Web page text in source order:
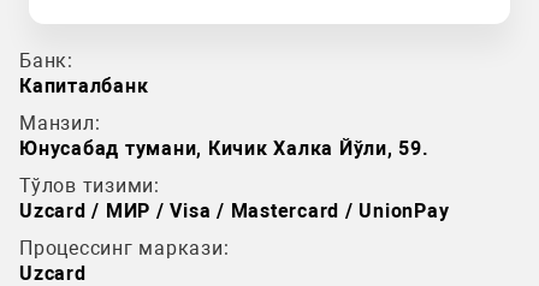
Банк:
Капиталбанк
Манзил:
Юнусабад тумани, Кичик Халка Йўли, 59.
Тўлов тизими:
Uzcard / МИР / Visa / Mastercard / UnionPay
Процессинг маркази:
Uzcard